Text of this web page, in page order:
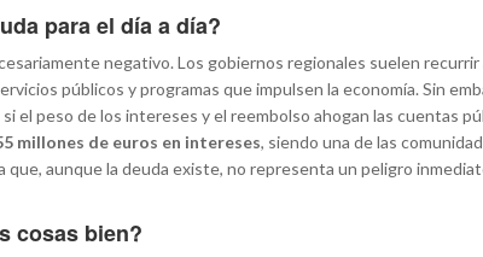
para el día a día?
negativo. Los gobiernos regionales suelen recurrir
públicos y programas que impulsen la economía. Sin
el peso de los intereses y el reembolso ahogan las cuentas
millones de euros en intereses, siendo una de las
aunque la deuda existe, no representa un peligro
cosas bien?